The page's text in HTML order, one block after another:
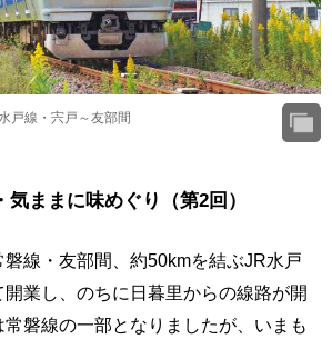
戸線・宍戸～友部間
ままに味めぐり（第2回）
線・友部間、約50kmを結ぶJR水戸
業し、のちに日暮里からの線路が開
磐線の一部となりましたが、いまも